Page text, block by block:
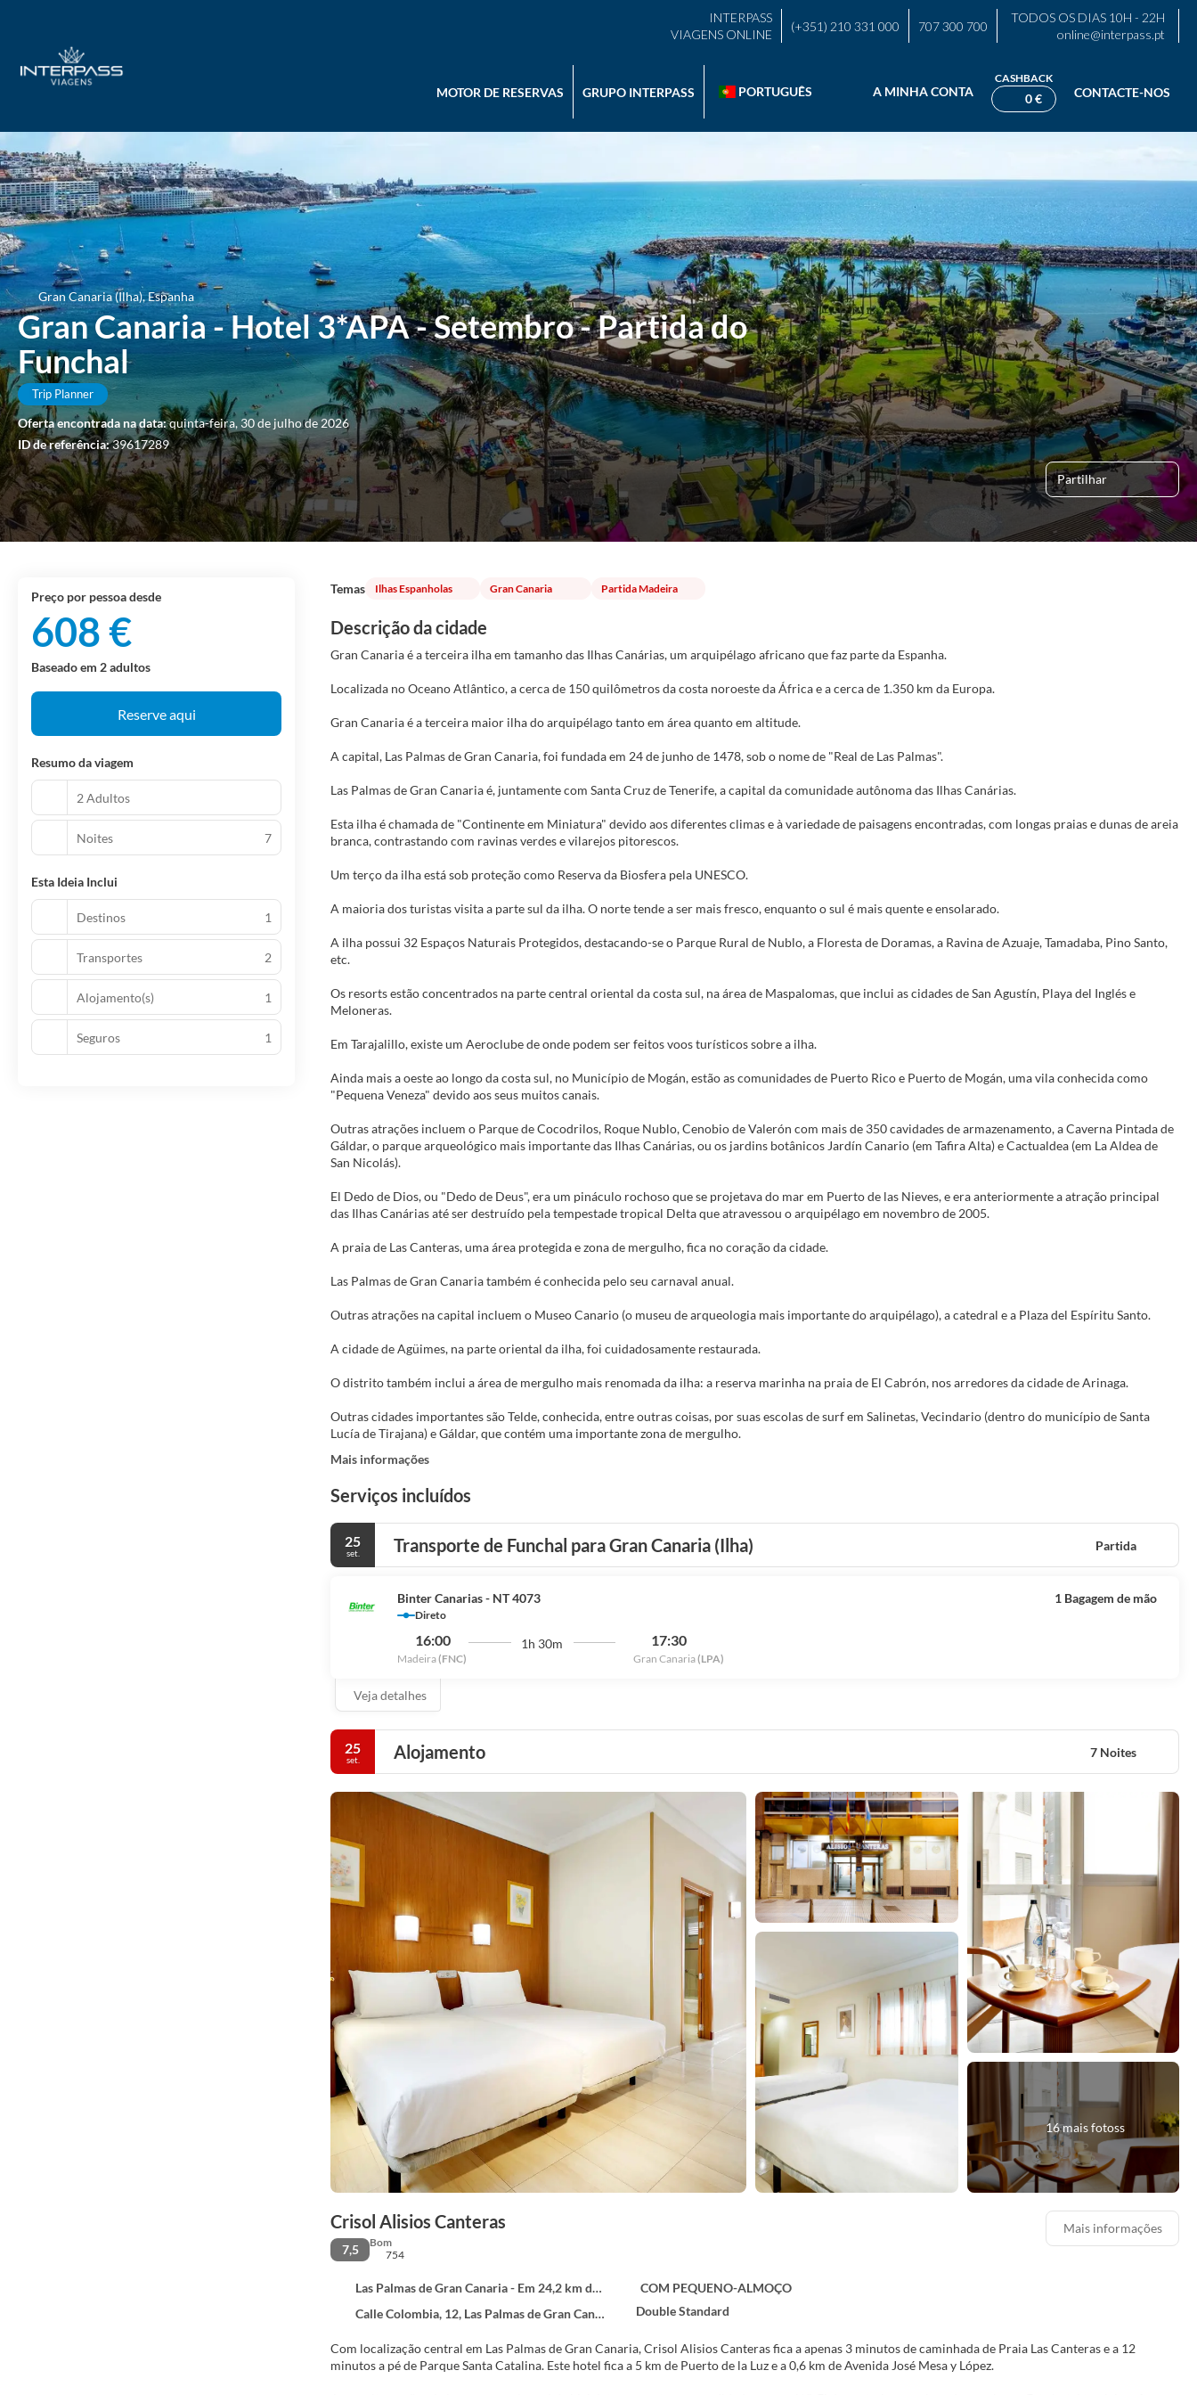
INTERPASS
VIAGENS ONLINE
(+351) 210 331 000 707 300 700
TODOS OS DIAS 10H - 22H
online@interpass.pt
MOTOR DE RESERVAS GRUPO INTERPASS PORTUGUÊS A MINHA CONTA
CASHBACK
0 € CONTACTE-NOS
Gran Canaria (Ilha), Espanha
Gran Canaria - Hotel 3*APA - Setembro - Partida do
Funchal
Trip Planner
Oferta encontrada na data:quinta-feira, 30 de julho de 2026
ID de referência:39617289
Partilhar
Temas Ilhas Espanholas Gran Canaria Partida Madeira
Descrição da cidade
Gran Canaria é a terceira ilha em tamanho das Ilhas Canárias, um arquipélago africano que faz parte da Espanha.
Localizada no Oceano Atlântico, a cerca de 150 quilômetros da costa noroeste da África e a cerca de 1.350 km da Europa.
Gran Canaria é a terceira maior ilha do arquipélago tanto em área quanto em altitude.
A capital, Las Palmas de Gran Canaria, foi fundada em 24 de junho de 1478, sob o nome de "Real de Las Palmas".
Las Palmas de Gran Canaria é, juntamente com Santa Cruz de Tenerife, a capital da comunidade autônoma das Ilhas Canárias.
Esta ilha é chamada de "Continente em Miniatura" devido aos diferentes climas e à variedade de paisagens encontradas, com longas praias e dunas de areia
branca, contrastando com ravinas verdes e vilarejos pitorescos.
Um terço da ilha está sob proteção como Reserva da Biosfera pela UNESCO.
A maioria dos turistas visita a parte sul da ilha. O norte tende a ser mais fresco, enquanto o sul é mais quente e ensolarado.
A ilha possui 32 Espaços Naturais Protegidos, destacando-se o Parque Rural de Nublo, a Floresta de Doramas, a Ravina de Azuaje, Tamadaba, Pino Santo,
etc.
Os resorts estão concentrados na parte central oriental da costa sul, na área de Maspalomas, que inclui as cidades de San Agustín, Playa del Inglés e
Meloneras.
Em Tarajalillo, existe um Aeroclube de onde podem ser feitos voos turísticos sobre a ilha.
Ainda mais a oeste ao longo da costa sul, no Município de Mogán, estão as comunidades de Puerto Rico e Puerto de Mogán, uma vila conhecida como
"Pequena Veneza" devido aos seus muitos canais.
Outras atrações incluem o Parque de Cocodrilos, Roque Nublo, Cenobio de Valerón com mais de 350 cavidades de armazenamento, a Caverna Pintada de
Gáldar, o parque arqueológico mais importante das Ilhas Canárias, ou os jardins botânicos Jardín Canario (em Tafira Alta) e Cactualdea (em La Aldea de
San Nicolás).
El Dedo de Dios, ou "Dedo de Deus", era um pináculo rochoso que se projetava do mar em Puerto de las Nieves, e era anteriormente a atração principal
das Ilhas Canárias até ser destruído pela tempestade tropical Delta que atravessou o arquipélago em novembro de 2005.
A praia de Las Canteras, uma área protegida e zona de mergulho, fica no coração da cidade.
Las Palmas de Gran Canaria também é conhecida pelo seu carnaval anual.
Outras atrações na capital incluem o Museo Canario (o museu de arqueologia mais importante do arquipélago), a catedral e a Plaza del Espíritu Santo.
A cidade de Agüimes, na parte oriental da ilha, foi cuidadosamente restaurada.
O distrito também inclui a área de mergulho mais renomada da ilha: a reserva marinha na praia de El Cabrón, nos arredores da cidade de Arinaga.
Outras cidades importantes são Telde, conhecida, entre outras coisas, por suas escolas de surf em Salinetas, Vecindario (dentro do município de Santa
Lucía de Tirajana) e Gáldar, que contém uma importante zona de mergulho.
Mais informações
Serviços incluídos
25
set. Transporte de Funchal para Gran Canaria (Ilha) Partida
Binter Canarias - NT 4073
Direto
16:00
Madeira(FNC)
1h 30m 17:30
Gran Canaria(LPA)
1 Bagagem de mão
Veja detalhes
25
set. Alojamento 7 Noites
16 mais fotoss
Crisol Alisios Canteras
7,5
Bom
754
Las Palmas de Gran Canaria - Em 24,2 km do centro
COM PEQUENO-ALMOÇO
Calle Colombia, 12, Las Palmas de Gran Canaria 35010
Double Standard
Com localização central em Las Palmas de Gran Canaria, Crisol Alisios Canteras fica a apenas 3 minutos de caminhada de Praia Las Canteras e a 12
minutos a pé de Parque Santa Catalina. Este hotel fica a 5 km de Puerto de la Luz e a 0,6 km de Avenida José Mesa y López.
Mais informações
preço por pessoa desde
608 €
Baseado em 2 adultos
Reserve aqui
Resumo da viagem
2 Adultos
Noites 7
Esta Ideia Inclui
Destinos 1
Transportes 2
Alojamento(s) 1
Seguros 1